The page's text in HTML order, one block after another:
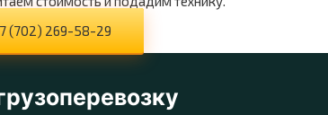
(702) 269-58-29